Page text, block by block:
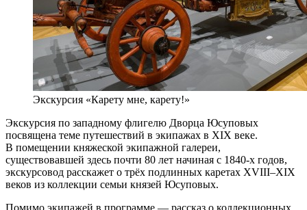
Экскурсия «Карету мне, карету!»
Экскурсия по западному флигелю Дворца Юсуповых
посвящена теме путешествий в экипажах в XIX веке.
В помещении княжеской экипажной галереи,
существовавшей здесь почти 80 лет начиная с 1840-х годов,
экскурсовод расскажет о трёх подлинных каретах XVIII–XIX
веков из коллекции семьи князей Юсуповых.
Помимо экипажей в программе — рассказ о коллекционных